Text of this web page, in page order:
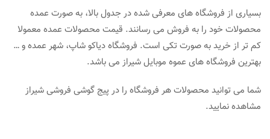
بسیاری از فروشگاه های معرفی شده در جدول بالا، به صورت عمده
محصولات خود را به فروش می رسانند. قیمت محصولات عمده معمولا
کم تر از خرید به صورت تکی است. فروشگاه دیاکو شاپ، شهر عمده و …
بهترین فروشگاه های عموه موبایل شیراز می باشد.
شما می توانید محصولات هر فروشگاه را در پیج گوشی فروشی شیراز
مشاهده نمایید.